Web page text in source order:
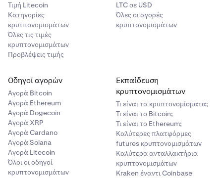
Τιμή Litecoin
Κατηγορίες
κρυτπονομισμάτων
Όλες τις τιμές
κρυπτονομισμάτων
Προβλέψεις τιμής
LTC σε USD
Όλες οι αγορές
κρυπτονομισμάτων
Οδηγοί αγορών
Αγορά Bitcoin
Αγορά Ethereum
Αγορά Dogecoin
Αγορά XRP
Αγορά Cardano
Αγορά Solana
Αγορά Litecoin
Όλοι οι οδηγοί
κρυπτονομισμάτων
Εκπαίδευση
κρυπτονομισμάτων
Τι είναι τα κρυπτονομίσματα;
Τι είναι το Bitcoin;
Τι είναι το Ethereum;
Καλύτερες πλατφόρμες
futures κρυπτονομισμάτων
Καλύτερα ανταλλακτήρια
κρυπτονομισμάτων
Kraken έναντι Coinbase